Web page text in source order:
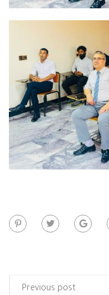
Previous post